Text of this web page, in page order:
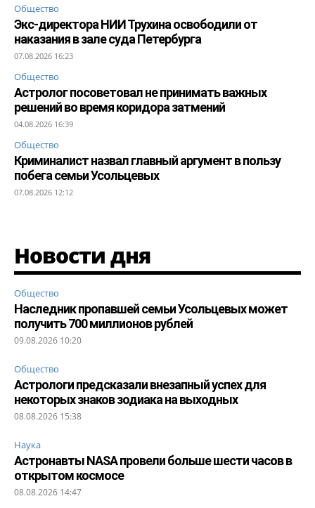
Общество
Экс-директора НИИ Трухина освободили от
наказания в зале суда Петербурга
07.08.2026 16:23
Общество
Астролог посоветовал не принимать важных
решений во время коридора затмений
04.08.2026 16:39
Общество
Криминалист назвал главный аргумент в пользу
побега семьи Усольцевых
07.08.2026 12:12
Новости дня
Общество
Наследник пропавшей семьи Усольцевых может
получить 700 миллионов рублей
09.08.2026 10:20
Общество
Астрологи предсказали внезапный успех для
некоторых знаков зодиака на выходных
08.08.2026 15:38
Наука
Астронавты NASA провели больше шести часов в
открытом космосе
08.08.2026 14:47